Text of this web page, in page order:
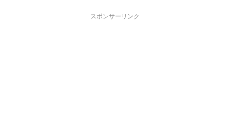
スポンサーリンク